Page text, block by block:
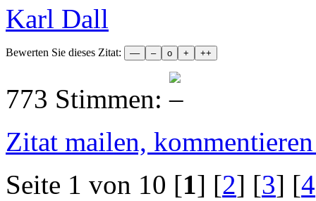
Karl Dall
Bewerten Sie dieses Zitat:
773 Stimmen:
Zitat mailen,
Seite 1 von 10 [1] [2] [3] [4